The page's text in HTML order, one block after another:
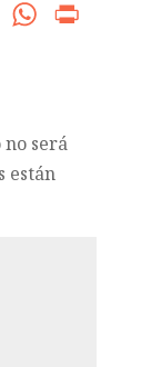
ThreadsWhatsApp
será
están